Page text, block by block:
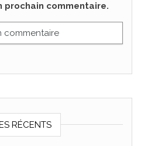
prochain commentaire.
RÉCENTS